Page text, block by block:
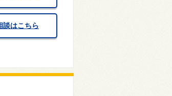
談はこちら